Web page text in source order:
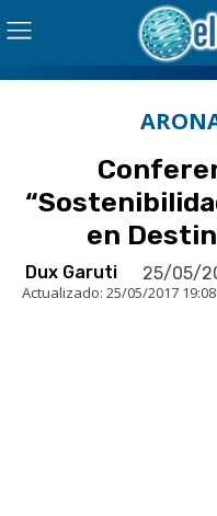
en
Dux Garuti 25/05/
Actualizado: 25/05/2017 19:08